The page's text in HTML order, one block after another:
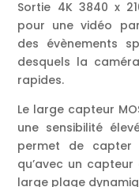
Sortie 4K 3840 x
pour une vidéo
des évènements
desquels la
rapides.
Le large capteur
une sensibilité
permet de capter
qu’avec un
large plage